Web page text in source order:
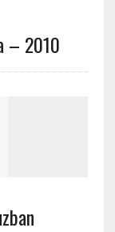
– 2010